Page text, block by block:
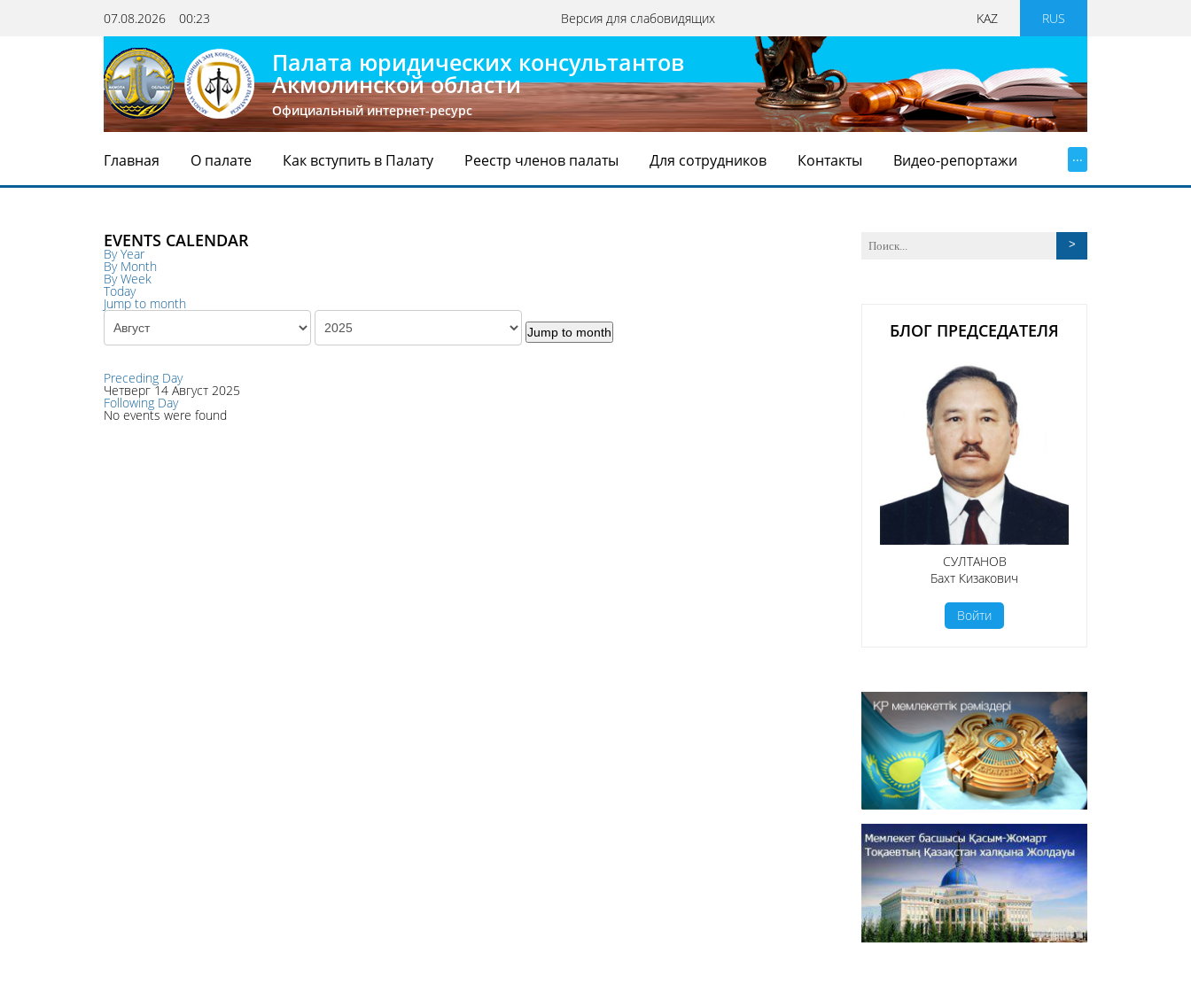
07.08.2026 00:23 Версия для слабовидящих KAZ RUS
Палата юридических консультантов
Акмолинской области
Официальный интернет-ресурс
Главная О палате Как вступить в Палату Реестр членов палаты Для сотрудников Контакты Видео-репортажи ...
EVENTS CALENDAR
By Year
By Month
By Week
Today
Jump to month
Jump to month
Preceding Day
Четверг 14 Август 2025
Following Day
No events were found
БЛОГ ПРЕДСЕДАТЕЛЯ
СУЛТАНОВ
Бахт Кизакович
Войти